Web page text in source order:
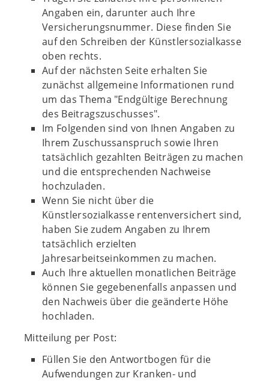
Angaben ein, darunter auch Ihre
Versicherungsnummer. Diese finden Sie
auf den Schreiben der Künstlersozialkasse
oben rechts.
Auf der nächsten Seite erhalten Sie
zunächst allgemeine Informationen rund
um das Thema "Endgültige Berechnung
des Beitragszuschusses".
Im Folgenden sind von Ihnen Angaben zu
Ihrem Zuschussanspruch sowie Ihren
tatsächlich gezahlten Beiträgen zu machen
und die entsprechenden Nachweise
hochzuladen.
Wenn Sie nicht über die
Künstlersozialkasse rentenversichert sind,
haben Sie zudem Angaben zu Ihrem
tatsächlich erzielten
Jahresarbeitseinkommen zu machen.
Auch Ihre aktuellen monatlichen Beiträge
können Sie gegebenenfalls anpassen und
den Nachweis über die geänderte Höhe
hochladen.
Mitteilung per Post:
Füllen Sie den Antwortbogen für die
Aufwendungen zur Kranken- und